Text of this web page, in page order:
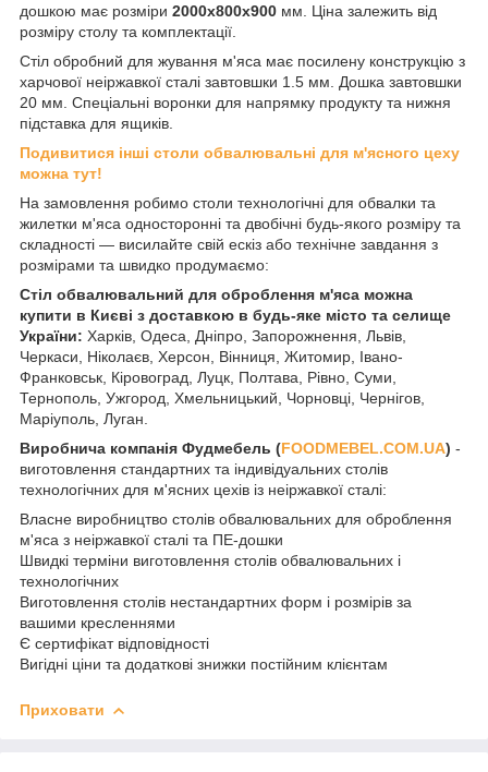
дошкою має розміри 2000х800х900 мм. Ціна залежить від
розміру столу та комплектації.
Стіл обробний для жування м'яса має посилену конструкцію з
харчової неіржавкої сталі завтовшки 1.5 мм. Дошка завтовшки
20 мм. Спеціальні воронки для напрямку продукту та нижня
підставка для ящиків.
Подивитися інші столи обвалювальні для м'ясного цеху
можна тут!
На замовлення робимо столи технологічні для обвалки та
жилетки м'яса односторонні та двобічні будь-якого розміру та
складності — висилайте свій ескіз або технічне завдання з
розмірами та швидко продумаємо:
Стіл обвалювальний для оброблення м'яса можна
купити в Києві з доставкою в будь-яке місто та селище
України: Харків, Одеса, Дніпро, Запорожнення, Львів,
Черкаси, Ніколаєв, Херсон, Вінниця, Житомир, Івано-
Франковськ, Кіровоград, Луцк, Полтава, Рівно, Суми,
Тернополь, Ужгород, Хмельницький, Чорновці, Чернігов,
Маріуполь, Луган.
Виробнича компанія Фудмебель (FOODMEBEL.СOM.UA) -
виготовлення стандартних та індивідуальних столів
технологічних для м'ясних цехів із неіржавкої сталі:
Власне виробництво столів обвалювальних для оброблення
м'яса з неіржавкої сталі та ПЕ-дошки
Швидкі терміни виготовлення столів обвалювальних і
технологічних
Виготовлення столів нестандартних форм і розмірів за
вашими кресленнями
Є сертифікат відповідності
Вигідні ціни та додаткові знижки постійним клієнтам
Приховати